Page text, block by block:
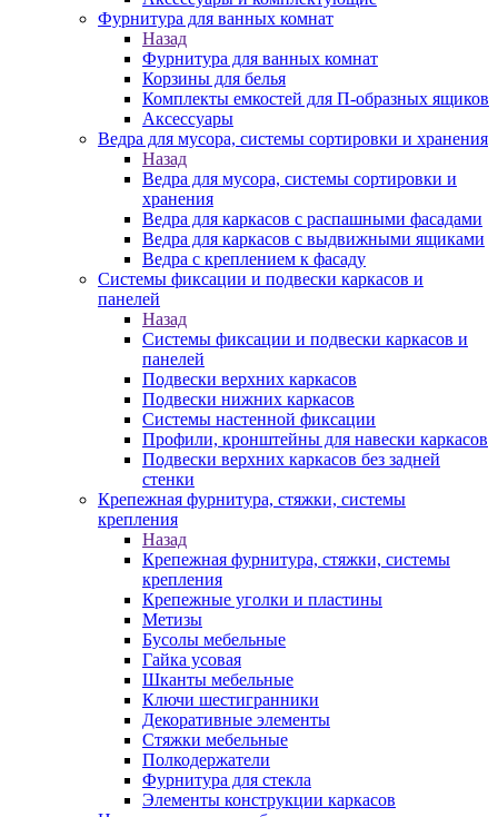
Фурнитура для ванных комнат
Назад
Фурнитура для ванных комнат
Корзины для белья
Комплекты емкостей для П-образных ящиков
Аксессуары
Ведра для мусора, системы сортировки и хранения
Назад
Ведра для мусора, системы сортировки и
хранения
Ведра для каркасов с распашными фасадами
Ведра для каркасов с выдвижными ящиками
Ведра с креплением к фасаду
Системы фиксации и подвески каркасов и
панелей
Назад
Системы фиксации и подвески каркасов и
панелей
Подвески верхних каркасов
Подвески нижних каркасов
Системы настенной фиксации
Профили, кронштейны для навески каркасов
Подвески верхних каркасов без задней
стенки
Крепежная фурнитура, стяжки, системы
крепления
Назад
Крепежная фурнитура, стяжки, системы
крепления
Крепежные уголки и пластины
Метизы
Бусолы мебельные
Гайка усовая
Шканты мебельные
Ключи шестигранники
Декоративные элементы
Стяжки мебельные
Полкодержатели
Фурнитура для стекла
Элементы конструкции каркасов